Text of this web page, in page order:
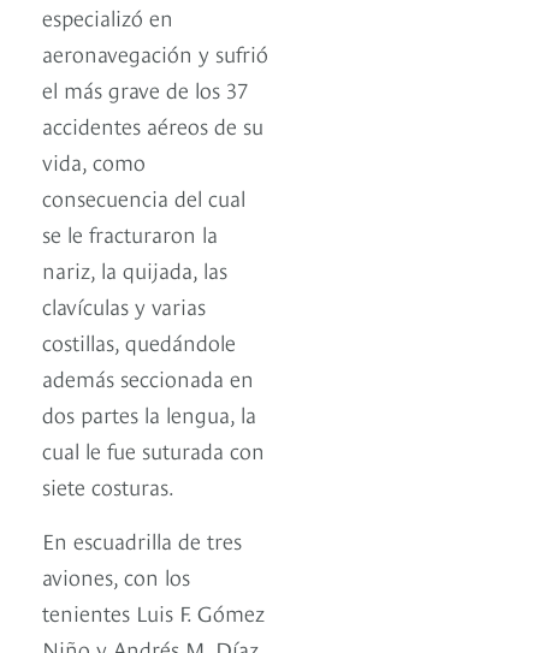
especializó en
aeronavegación y sufrió
el más grave de los 37
accidentes aéreos de su
vida, como
consecuencia del cual
se le fracturaron la
nariz, la quijada, las
clavículas y varias
costillas, quedándole
además seccionada en
dos partes la lengua, la
cual le fue suturada con
siete costuras.
En escuadrilla de tres
aviones, con los
tenientes Luis F. Gómez